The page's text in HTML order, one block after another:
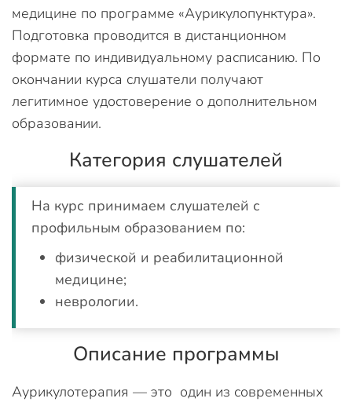
медицине по программе «Аурикулопунктура».
Подготовка проводится в дистанционном
формате по индивидуальному расписанию. По
окончании курса слушатели получают
легитимное удостоверение о дополнительном
образовании.
Категория слушателей
На курс принимаем слушателей с
профильным образованием по:
физической и реабилитационной
медицине;
неврологии.
Описание программы
Аурикулотерапия — это один из современных